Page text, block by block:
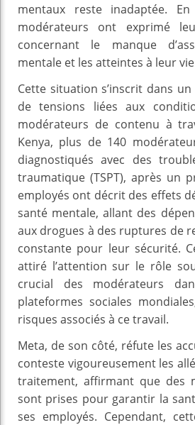
mentaux reste inadaptée.
modérateurs ont exprimé
concernant le manque
mentale et les atteintes à leur
Cette situation s’inscrit dans
de tensions liées aux
modérateurs de contenu à
Kenya, plus de 140
diagnostiqués avec des
traumatique (TSPT), après un
employés ont décrit des effets
santé mentale, allant des
aux drogues à des ruptures de
constante pour leur sécurité.
attiré l’attention sur le rôle
crucial des modérateurs
plateformes sociales
risques associés à ce travail.
Meta, de son côté, réfute les
conteste vigoureusement les
traitement, affirmant que des
sont prises pour garantir la
ses employés. Cependant,